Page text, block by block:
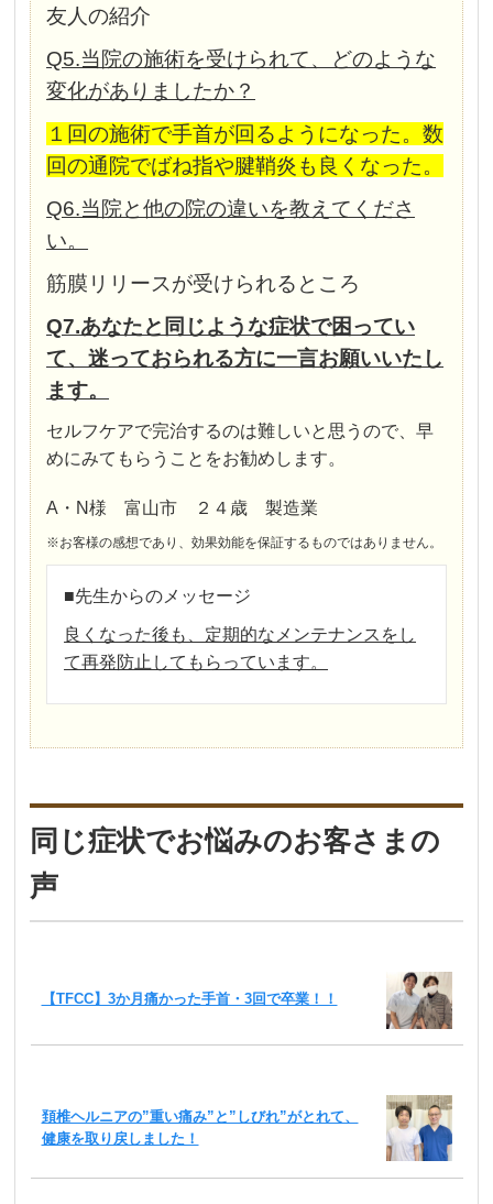
友人の紹介
Q5.当院の施術を受けられて、どのような
変化がありましたか？
１回の施術で手首が回るようになった。数
回の通院でばね指や腱鞘炎も良くなった。
Q6.当院と他の院の違いを教えてくださ
い。
筋膜リリースが受けられるところ
Q7.あなたと同じような症状で困ってい
て、迷っておられる方に一言お願いいたし
ます。
セルフケアで完治するのは難しいと思うので、早
めにみてもらうことをお勧めします。
A・N様 富山市 ２４歳 製造業
※お客様の感想であり、効果効能を保証するものではありません。
■先生からのメッセージ
良くなった後も、定期的なメンテナンスをし
て再発防止してもらっています。
同じ症状でお悩みのお客さまの
声
【TFCC】3か月痛かった手首・3回で卒業！！
頚椎ヘルニアの”重い痛み”と”しびれ”がとれて、
健康を取り戻しました！